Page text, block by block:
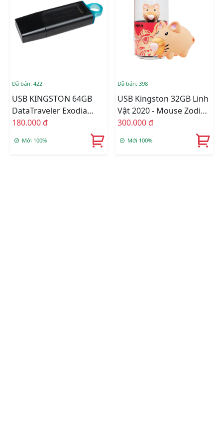
Đã bán: 422
USB KINGSTON 64GB
DataTraveler Exodia
DTX/64GB (USB 3.2)
180.000 đ
Mới 100%
Đã bán: 398
USB Kingston 32GB Linh
Vật 2020 - Mouse Zodiac
USB 3.1
300.000 đ
Mới 100%